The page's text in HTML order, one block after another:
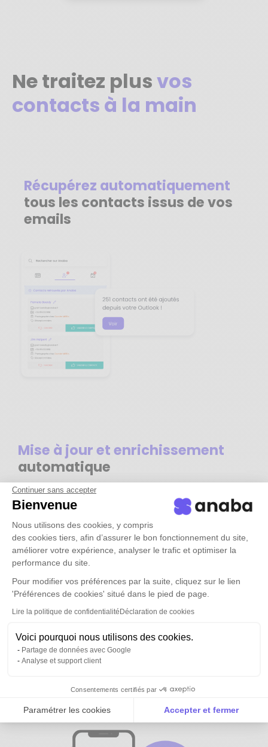
Continuer sans accepter
Bienvenue
Nous utilisons des cookies, y compris
des cookies tiers, afin d’assurer le bon fonctionnement du site,
améliorer votre expérience, analyser le trafic et optimiser la
performance du site.
Pour modifier vos préférences par la suite, cliquez sur le lien
'Préférences de cookies' situé dans le pied de page.
Lire la politique de confidentialitéDéclaration de cookies
Voici pourquoi nous utilisons des cookies.
Partage de données avec Google
Analyse et support client
Consentements certifiés par
Paramétrer les cookies Accepter et fermer
Axeptio consent
Plateforme de Gestion du Consentement :
Ne traitez plusvos
contacts à la main
Récupérez automatiquement
tous les contacts issus de vos
emails
Mise à jour et enrichissement
automatique
équipesdisponibles partout